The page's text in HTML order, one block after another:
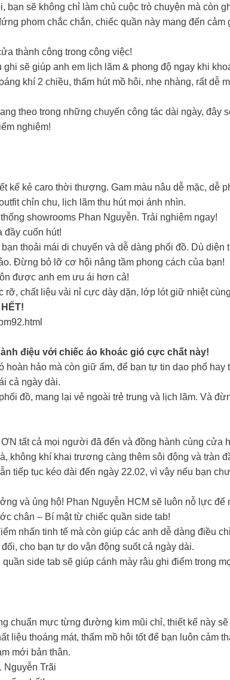
sẽ không chỉ làm chủ cuộc trò chuyện mà còn
phom chắc chắn, chiếc quần này mang đến
thành công trong công việc!
sẽ giúp anh em lịch lãm & phong độ ngay khi
khí 2 chiều, thấm hút mồ hôi, nhẹ nhàng, rất dễ
theo trong những chuyến công tác dài ngày, đây
nghiệm!
kế kẻ caro thời thượng. Gam màu nâu dễ mặc,
chỉn chu, lịch lãm thu hút mọi ánh nhìn.
showrooms Phan Nguyễn. Trải nghiệm ngay!
đầy cuốn hút!
thoải mái di chuyển và dễ dàng phối đồ. Dù
Đừng bỏ lỡ cơ hội nâng tầm phong cách của bạn!
được anh em ưu ái hơn cả!
rỡ, chất liệu vải nỉ cực dày dặn, lớp lót giữ nhiệt
điệu với chiếc áo khoác gió cực chất này!
hoàn hảo mà còn giữ ấm, để bạn tự tin dạo phố
cả ngày dài.
đồ, mang lại vẻ ngoài trẻ trung và lịch lãm. Và
tất cả mọi người đã đến và đồng hành cùng cửa
không khí khai trương càng thêm sôi động và tràn
tiếp tục kéo dài đến ngày 22.02, vì vậy nếu bạn
và ủng hộ! Phan Nguyễn HCM sẽ luôn nỗ lực để
chân – Bí mật từ chiếc quần side tab!
nhấn tinh tế mà còn giúp các anh dễ dàng điều
cho bạn tự do vận động suốt cả ngày dài.
side tab sẽ giúp cánh mày râu ghi điểm trong
chuẩn mực từng đường kim mũi chỉ, thiết kế này
liệu thoáng mát, thấm mồ hôi tốt để bạn luôn cảm
mới bản thân.
Trãi